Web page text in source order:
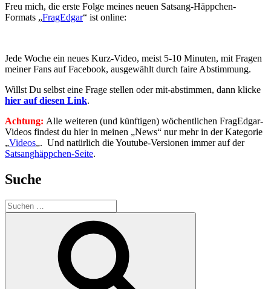
Freu mich, die erste Folge meines neuen Satsang-Häppchen-
Formats „FragEdgar“ ist online:
Jede Woche ein neues Kurz-Video, meist 5-10 Minuten, mit Fragen
meiner Fans auf Facebook, ausgewählt durch faire Abstimmung.
Willst Du selbst eine Frage stellen oder mit-abstimmen, dann klicke
hier auf diesen Link.
Achtung: Alle weiteren (und künftigen) wöchentlichen FragEdgar-
Videos findest du hier in meinen „News“ nur mehr in der Kategorie
„Videos„. Und natürlich die Youtube-Versionen immer auf der
Satsanghäppchen-Seite.
Suche
Suchen
nach: